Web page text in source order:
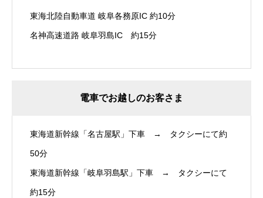
東海北陸自動車道 岐阜各務原IC 約10分
名神高速道路 岐阜羽島IC 約15分
電車でお越しのお客さま
東海道新幹線「名古屋駅」下車 → タクシーにて約
50分
東海道新幹線「岐阜羽島駅」下車 → タクシーにて
約15分